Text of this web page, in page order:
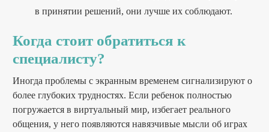
в принятии решений, они лучше их соблюдают.
Когда стоит обратиться к
специалисту?
Иногда проблемы с экранным временем сигнализируют о
более глубоких трудностях. Если ребенок полностью
погружается в виртуальный мир, избегает реального
общения, у него появляются навязчивые мысли об играх